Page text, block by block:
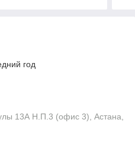
год
13А Н.П.3 (офис 3), Астана,